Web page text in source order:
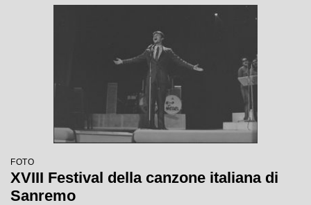
FOTO
XVIII Festival della canzone italiana di
Sanremo